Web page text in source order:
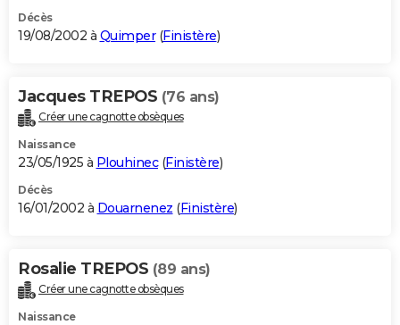
Décès
19/08/2002 à Quimper(Finistère)
Jacques TREPOS (76 ans)
Créer une cagnotte obsèques
Naissance
23/05/1925 à Plouhinec(Finistère)
Décès
16/01/2002 à Douarnenez (Finistère)
Rosalie TREPOS (89 ans)
Créer une cagnotte obsèques
Naissance